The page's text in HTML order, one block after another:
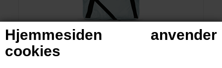
Hjemmesiden anvender
cookies
Day Et Taske Cross, Gweneth RE-S Cross, Aguifer